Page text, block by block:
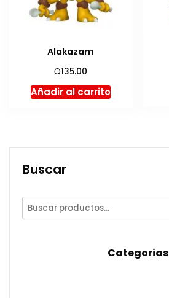
Alakazam
Q135.00
Añadir al carrito
Buscar
Categorias